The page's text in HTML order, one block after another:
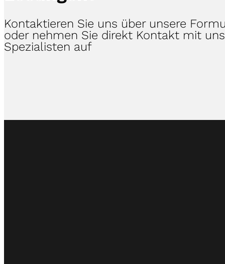
Kontaktieren Sie uns über unsere
oder nehmen Sie direkt Kontakt mit
Spezialisten auf